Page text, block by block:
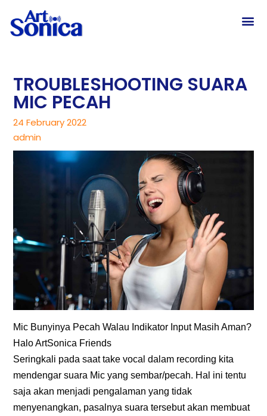
TROUBLESHOOTING SUARA
MIC PECAH
24 February 2022
admin
Mic Bunyinya Pecah Walau Indikator Input Masih Aman?
Halo ArtSonica Friends
Seringkali pada saat take vocal dalam recording kita
mendengar suara Mic yang sembar/pecah. Hal ini tentu
saja akan menjadi pengalaman yang tidak
menyenangkan, pasalnya suara tersebut akan membuat